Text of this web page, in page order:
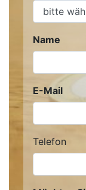
Name
E-Mail
Telefon